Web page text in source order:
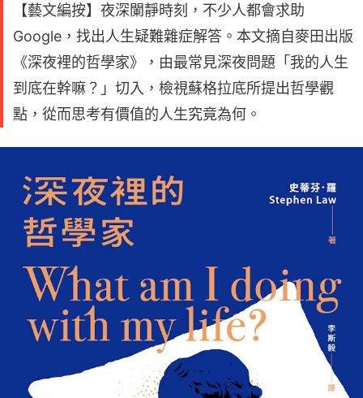
【藝文編按】夜深闌靜時刻，不少人都會求助
Google，找出人生疑難雜症解答。本文摘自麥田出版
《深夜裡的哲學家》，由最常見深夜問題「我的人生
到底在幹嘛？」切入，檢視蘇格拉底所提出哲學觀
點，從而思考有價值的人生究竟為何。